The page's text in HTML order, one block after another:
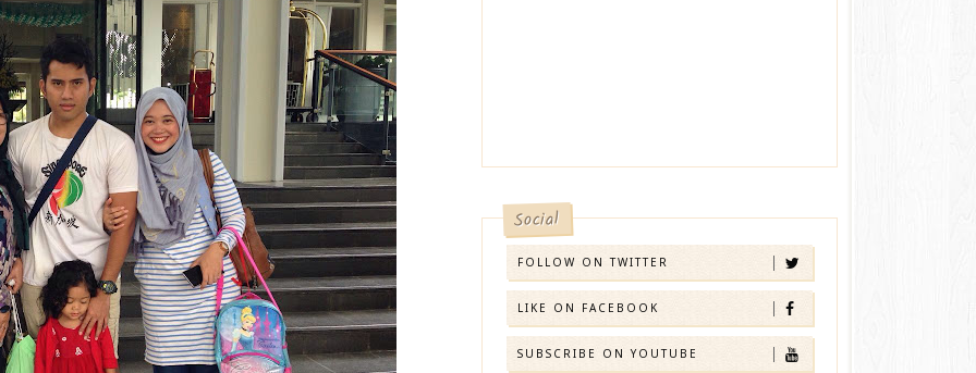
Social
FOLLOW ON TWITTER
LIKE ON FACEBOOK
SUBSCRIBE ON YOUTUBE